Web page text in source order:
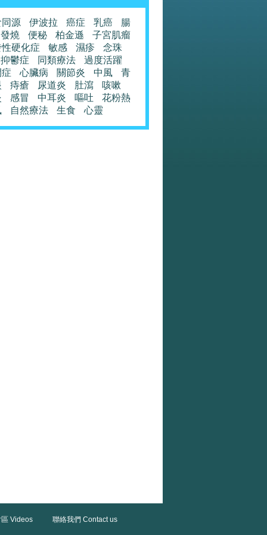
源 伊波拉 癌症 乳癌
腸
發燒
便秘 柏金遜
子宮肌瘤
硬化症
敏感 濕疹
念珠
抑鬱症
同類療法
過度活躍
心臟病 關節炎 中風
青
痔瘡 尿道炎 肚瀉
咳嗽
感冒 中耳炎 嘔吐
花粉熱
自然療法 生食 心靈
Videos 聯絡我們 Contact us